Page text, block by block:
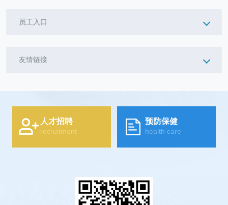
员工入口
友情链接
人才招聘
recruitment
预防保健
health care